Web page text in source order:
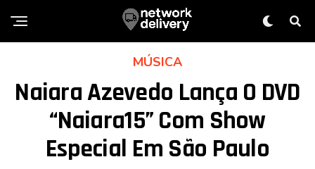
MÚSICA
Naiara Azevedo Lança O DVD
“Naiara15” Com Show
Especial Em São Paulo